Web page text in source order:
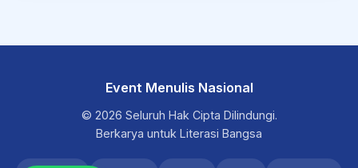
Event Menulis Nasional
© 2026 Seluruh Hak Cipta Dilindungi.
Berkarya untuk Literasi Bangsa